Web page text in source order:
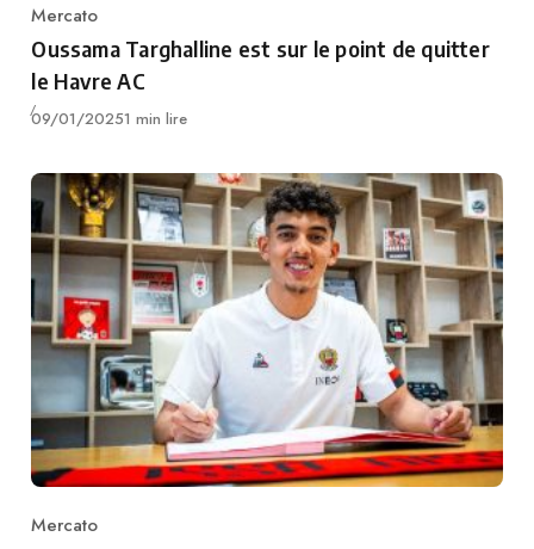
Category
Mercato
Oussama Targhalline est sur le point de quitter
le Havre AC
Publié
09/01/20251 min lire
Category
Mercato